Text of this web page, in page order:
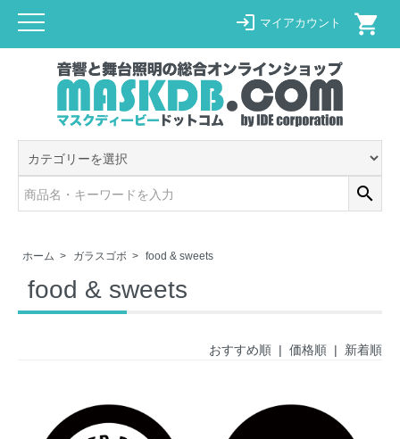
login マイアカウント shopping_cart
search
ホーム > ガラスゴボ > food & sweets
food & sweets
おすすめ順 | 価格順 | 新着順